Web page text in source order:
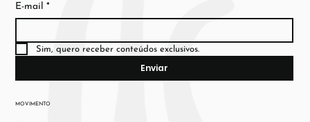
E-mail *
Sim, quero receber conteúdos exclusivos.
Enviar
MOVIMENTO